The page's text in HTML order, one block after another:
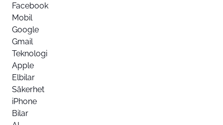
Facebook
Mobil
Google
Gmail
Teknologi
Apple
Elbilar
Säkerhet
iPhone
Bilar